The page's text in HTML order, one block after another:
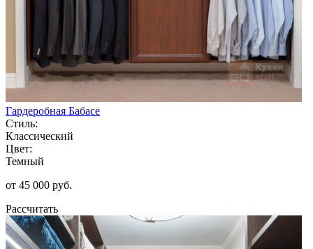
Гардеробная Бабасе
Стиль:
Классический
Цвет:
Темный
от 45 000 руб.
Рассчитать